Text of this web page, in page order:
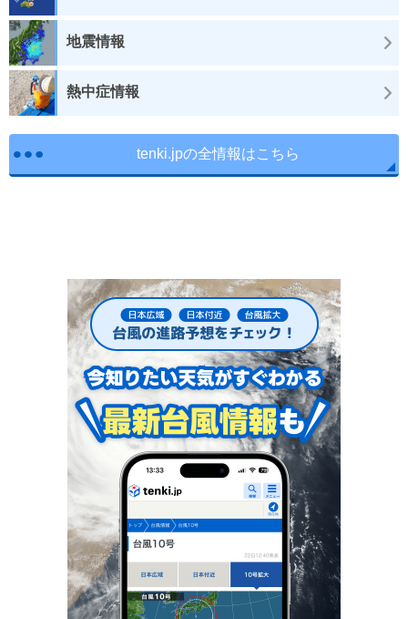
地震情報
熱中症情報
tenki.jpの全情報はこちら